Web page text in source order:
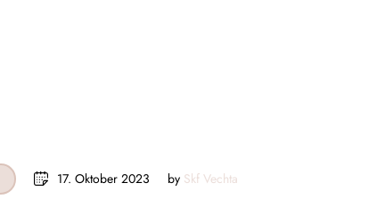
17. Oktober 2023 by Skf Vechta